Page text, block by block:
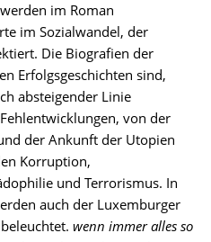
im Roman
im Sozialwandel, der
Die Biografien der
Erfolgsgeschichten sind,
absteigender Linie
von der
der Ankunft der Utopien
Korruption,
und Terrorismus. In
auch der Luxemburger
wenn immer alles so